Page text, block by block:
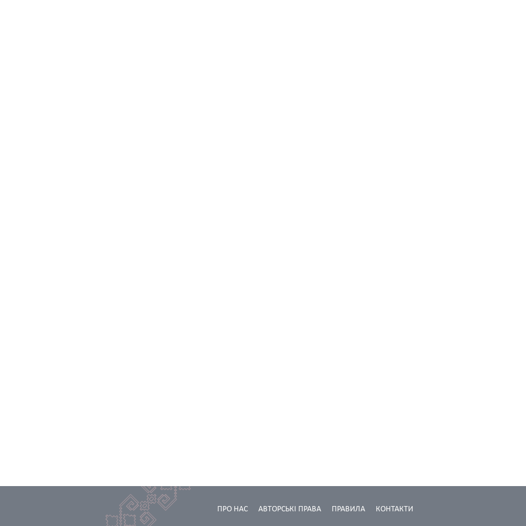
КОНТАКТИ
ПРАВИЛА
АВТОРСЬКІ ПРАВА
ПРО НАС